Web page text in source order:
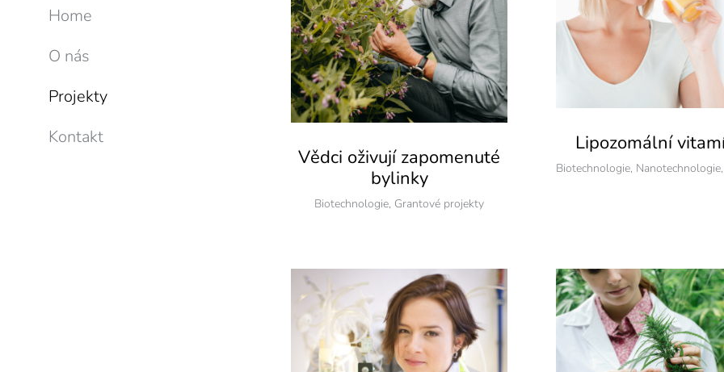
Vědci oživují zapomenuté
bylinky
Biotechnologie, Grantové projekty
Lipozomální
Biotechnologie, Nanotechnologie
Home
O nás
Projekty
Kontakt